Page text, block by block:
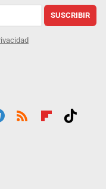
SUSCRIBIR